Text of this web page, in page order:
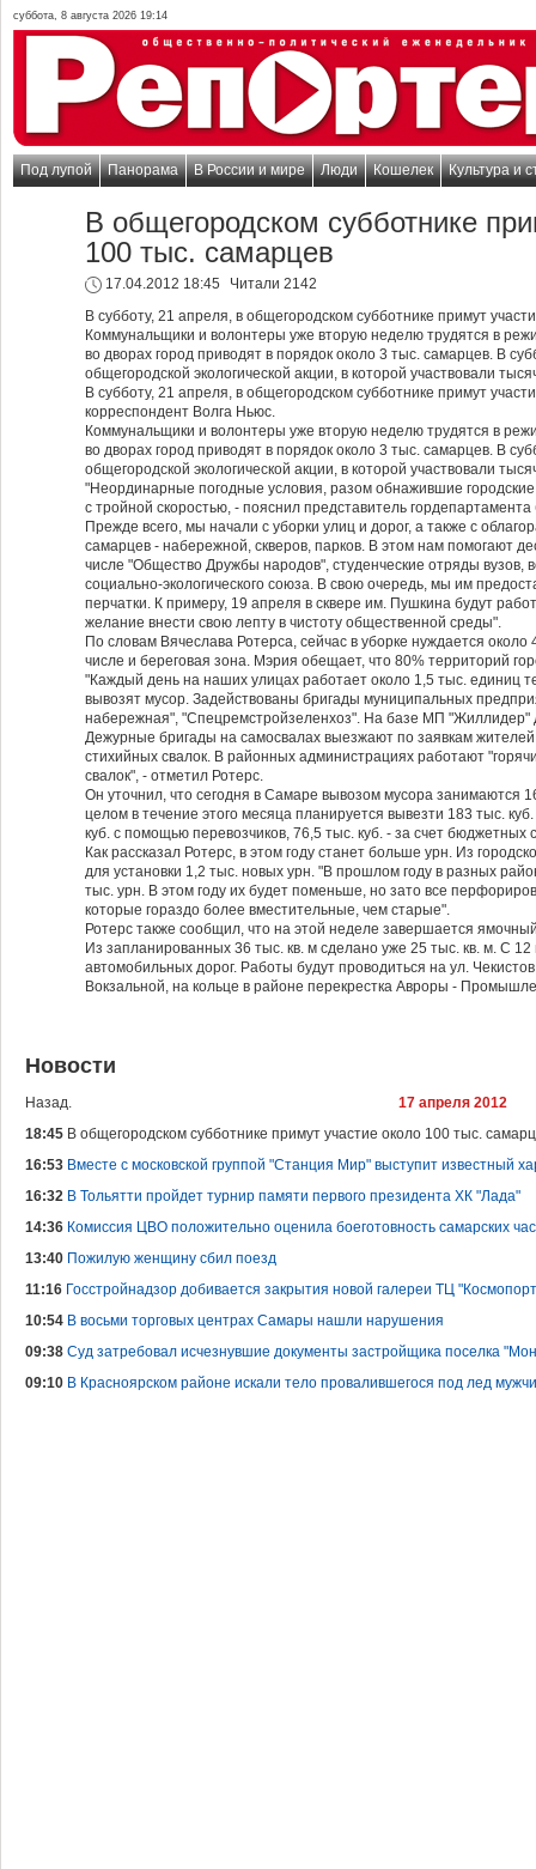
суббота, 8 августа 2026 19:14
Под лупой Панорама В России и мире Люди Кошелек Культура и
В общегородском субботнике
100 тыс. самарцев
17.04.2012 18:45
Читали 2142
В субботу, 21 апреля, в общегородском субботнике примут
Коммунальщики и волонтеры уже вторую неделю трудятся в
во дворах город приводят в порядок около 3 тыс. самарцев. В
общегородской экологической акции, в которой участвовали
В субботу, 21 апреля, в общегородском субботнике примут
корреспондент Волга Ньюс.
Коммунальщики и волонтеры уже вторую неделю трудятся в
во дворах город приводят в порядок около 3 тыс. самарцев. В
общегородской экологической акции, в которой участвовали
"Неординарные погодные условия, разом обнажившие
с тройной скоростью, - пояснил представитель гордепартамента
Прежде всего, мы начали с уборки улиц и дорог, а также с
самарцев - набережной, скверов, парков. В этом нам помогают
числе "Общество Дружбы народов", студенческие отряды вузов,
социально-экологического союза. В свою очередь, мы им
перчатки. К примеру, 19 апреля в сквере им. Пушкина будут
желание внести свою лепту в чистоту общественной среды".
По словам Вячеслава Ротерса, сейчас в уборке нуждается
числе и береговая зона. Мэрия обещает, что 80% территорий
"Каждый день на наших улицах работает около 1,5 тыс. единиц
вывозят мусор. Задействованы бригады муниципальных
набережная", "Спецремстройзеленхоз". На базе МП "Жиллидер"
Дежурные бригады на самосвалах выезжают по заявкам
стихийных свалок. В районных администрациях работают
свалок", - отметил Ротерс.
Он уточнил, что сегодня в Самаре вывозом мусора занимаются
целом в течение этого месяца планируется вывезти 183 тыс.
куб. с помощью перевозчиков, 76,5 тыс. куб. - за счет бюджетных
Как рассказал Ротерс, в этом году станет больше урн. Из
для установки 1,2 тыс. новых урн. "В прошлом году в разных
тыс. урн. В этом году их будет поменьше, но зато все
которые гораздо более вместительные, чем старые".
Ротерс также сообщил, что на этой неделе завершается
Из запланированных 36 тыс. кв. м сделано уже 25 тыс. кв. м. С
автомобильных дорог. Работы будут проводиться на ул.
Вокзальной, на кольце в районе перекрестка Авроры -
Новости
Назад.
17 апреля 2012
18:45 В общегородском субботнике примут участие около 100 тыс.
16:53 Вместе с московской группой "Станция Мир" выступит известный
16:32 В Тольятти пройдет турнир памяти первого президента ХК "Лада"
14:36 Комиссия ЦВО положительно оценила боеготовность самарских
13:40 Пожилую женщину сбил поезд
11:16 Госстройнадзор добивается закрытия новой галереи ТЦ
10:54 В восьми торговых центрах Самары нашли нарушения
09:38 Суд затребовал исчезнувшие документы застройщика поселка
09:10 В Красноярском районе искали тело провалившегося под лед